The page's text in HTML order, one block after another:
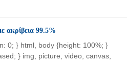
ακρίβεια 99.5%
0; } html, body {height: 100%; }
} img, picture, video, canvas,